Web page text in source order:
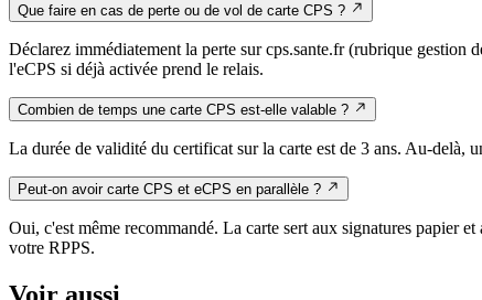
Que faire en cas de perte ou de vol de carte CPS ?
Déclarez immédiatement la perte sur cps.sante.fr (rubrique
l'eCPS si déjà activée prend le relais.
Combien de temps une carte CPS est-elle valable ?
La durée de validité du certificat sur la carte est de 3 ans. Au-delà,
Peut-on avoir carte CPS et eCPS en parallèle ?
Oui, c'est même recommandé. La carte sert aux signatures papier
votre RPPS.